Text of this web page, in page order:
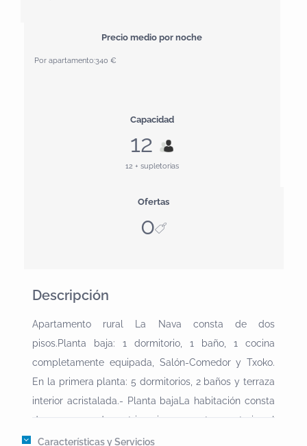
Precio medio por noche
Por apartamento:340 €
Capacidad
12
12 + supletorias
Ofertas
0
Descripción
Apartamento rural La Nava consta de dos
pisos.Planta baja: 1 dormitorio, 1 baño, 1 cocina
completamente equipada, Salón-Comedor y Txoko.
En la primera planta: 5 dormitorios, 2 baños y terraza
interior acristalada.- Planta bajaLa habitación consta
de una cama de matrimonio con ventana exterior al
jardin. Este dormitorio puede ser el más aislado de
Características y Servicios